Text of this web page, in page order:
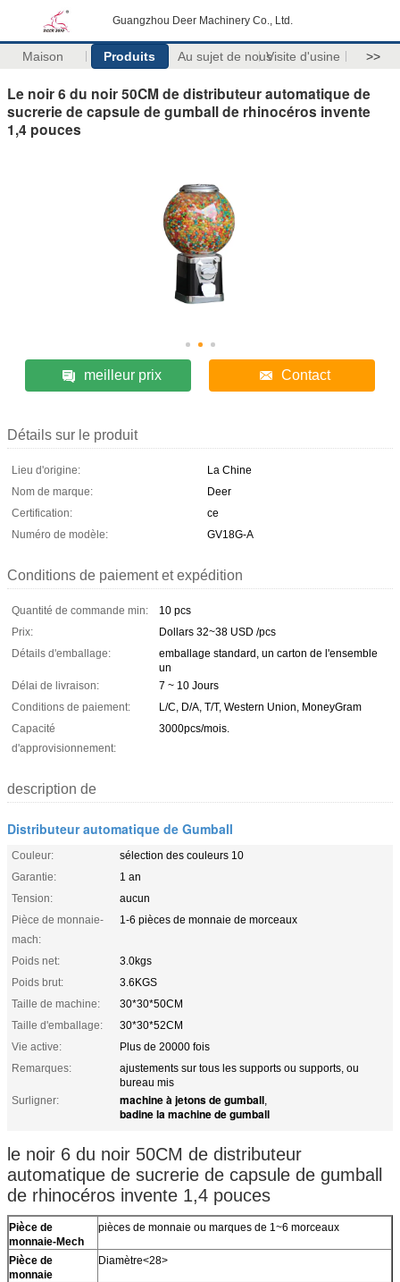
Guangzhou Deer Machinery Co., Ltd.
Maison Produits Au sujet de nousVisite d'usine >>
Le noir 6 du noir 50CM de distributeur automatique de
sucrerie de capsule de gumball de rhinocéros invente
1,4 pouces
meilleur prix Contact
Détails sur le produit
Lieu d'origine:
La Chine
Nom de marque:
Deer
Certification:
ce
Numéro de modèle:
GV18G-A
Conditions de paiement et expédition
Quantité de commande min:
10 pcs
Prix:
Dollars 32~38 USD /pcs
Détails d'emballage:
emballage standard, un carton de l'ensemble
un
Délai de livraison:
7 ~ 10 Jours
Conditions de paiement:
L/C, D/A, T/T, Western Union, MoneyGram
Capacité
d'approvisionnement:
3000pcs/mois.
description de
Distributeur automatique de Gumball
Couleur:
sélection des couleurs 10
Garantie:
1 an
Tension:
aucun
Pièce de monnaie-
mach:
1-6 pièces de monnaie de morceaux
Poids net:
3.0kgs
Poids brut:
3.6KGS
Taille de machine:
30*30*50CM
Taille d'emballage:
30*30*52CM
Vie active:
Plus de 20000 fois
Remarques:
ajustements sur tous les supports ou supports, ou
bureau mis
Surligner:
machine à jetons de gumball,
badine la machine de gumball
le noir 6 du noir 50CM de distributeur
automatique de sucrerie de capsule de gumball
de rhinocéros invente 1,4 pouces
Pièce de
monnaie-Mech
pièces de monnaie ou marques de 1~6 morceaux
Pièce de
monnaie
Diamètre<28>